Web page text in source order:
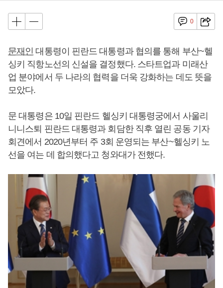
0
문재인 대통령이 핀란드 대통령과 협의를 통해 부산~헬
싱키 직항노선의 신설을 결정했다. 스타트업과 미래산
업 분야에서 두 나라의 협력을 더욱 강화하는 데도 뜻을
모았다.
문 대통령은 10일 핀란드 헬싱키 대통령궁에서 사울리
니니스퇴 핀란드 대통령과 회담한 직후 열린 공동 기자
회견에서 2020년부터 주 3회 운영되는 부산~헬싱키 노
선을 여는 데 합의했다고 청와대가 전했다.